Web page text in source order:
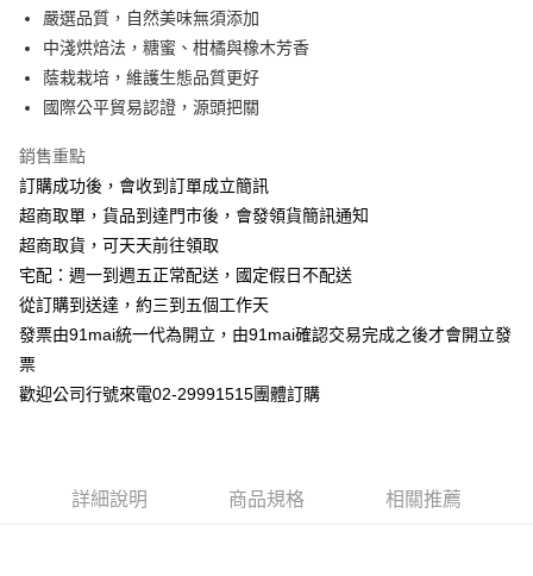
國泰世華商業銀行
臺灣中小企業銀行
台中商業銀行
匯豐（台灣）商業銀行
聯邦商業銀行
元大商業銀行
台新國際商業銀行
台灣樂天信用卡公司
上海商業儲蓄銀行
國泰世華商業銀行
兆豐國際商業銀行
臺灣中小企業銀行
匯豐（台灣）商業銀行
元大商業銀行
玉山商業銀行
台灣樂天信用卡公司
Apple Pay
悠遊付
ATM付款
全家付款取貨
每筆NT$100，滿NT$699(含以上)免運費
付款後全家取貨
萊爾富取貨付款
每筆NT$100，滿NT$699(含以上)免運費
嚴選品質，自然美味無須添加
中淺烘焙法，糖蜜、柑橘與橡木芳香
蔭栽栽培，維護生態品質更好
國際公平貿易認證，源頭把關
銷售重點
訂購成功後，會收到訂單成立簡訊
超商取單，貨品到達門市後，會發領貨簡訊通知
超商取貨，可天天前往領取
宅配：週一到週五正常配送，國定假日不配送
從訂購到送達，約三到五個工作天
發票由91mai統一代為開立，由91mai確認交易完成之後才會開立發
票
歡迎公司行號來電02-29991515團體訂購
詳細說明 商品規格 相關推薦